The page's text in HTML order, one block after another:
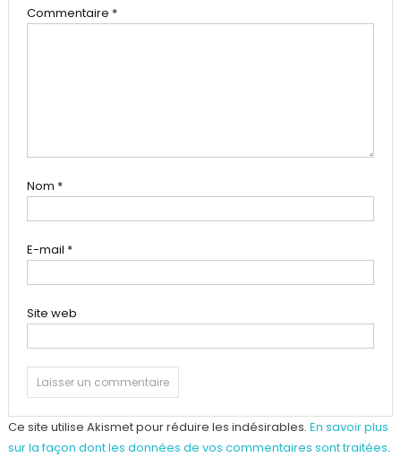
Commentaire *
Nom *
E-mail *
Site web
Ce site utilise Akismet pour réduire les indésirables. En savoir plus
sur la façon dont les données de vos commentaires sont traitées.